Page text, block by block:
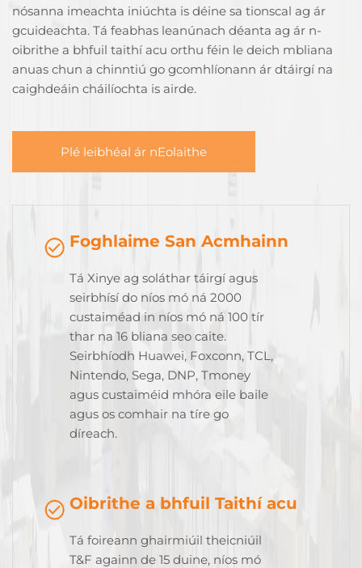
nósanna imeachta iniúchta is déine sa tionscal ag ár
gcuideachta. Tá feabhas leanúnach déanta ag ár n-
oibrithe a bhfuil taithí acu orthu féin le deich mbliana
anuas chun a chinntiú go gcomhlíonann ár dtáirgí na
caighdeáin cháilíochta is airde.
Plé leibhéal ár nEolaithe
Foghlaime San Acmhainn
Tá Xinye ag soláthar táirgí agus
seirbhísí do níos mó ná 2000
custaiméad in níos mó ná 100 tír
thar na 16 bliana seo caite.
Seirbhíodh Huawei, Foxconn, TCL,
Nintendo, Sega, DNP, Tmoney
agus custaiméid mhóra eile baile
agus os comhair na tíre go
díreach.
Oibrithe a bhfuil Taithí acu
Tá foireann ghairmiúil theicniúil
T&F againn de 15 duine, níos mó